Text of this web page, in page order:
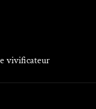
vivificateur